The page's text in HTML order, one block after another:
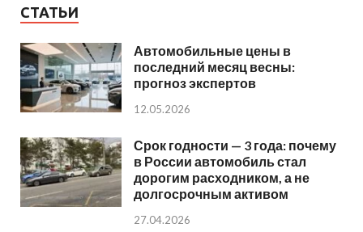
СТАТЬИ
Автомобильные цены в
последний месяц весны:
прогноз экспертов
12.05.2026
Срок годности — 3 года: почему
в России автомобиль стал
дорогим расходником, а не
долгосрочным активом
27.04.2026